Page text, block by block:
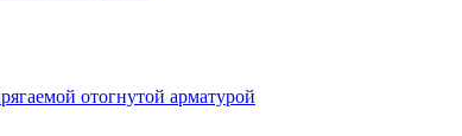
отогнутой арматурой